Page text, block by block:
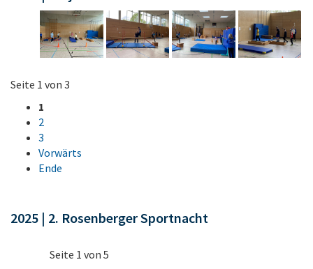
Seite 1 von 3
1
2
3
Vorwärts
Ende
2025 | 2. Rosenberger Sportnacht
Seite 1 von 5